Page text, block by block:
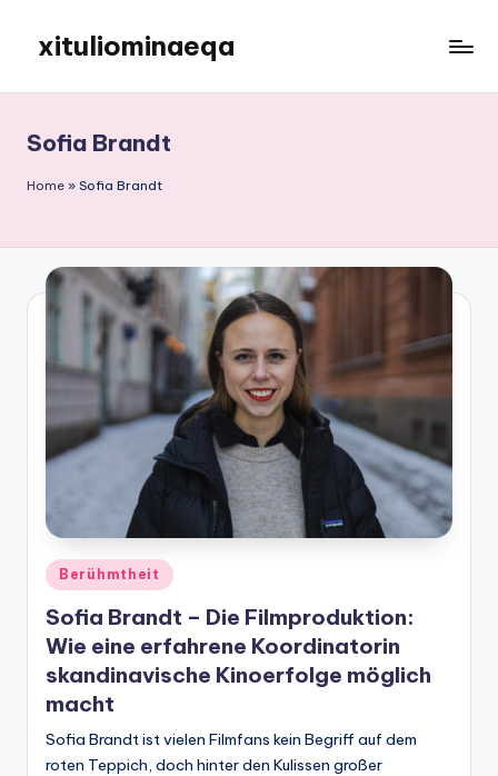
content
xituliominaeqa
Sofia Brandt
Home » Sofia Brandt
Posted
in
Berühmtheit
Sofia Brandt – Die Filmproduktion:
Wie eine erfahrene Koordinatorin
skandinavische Kinoerfolge möglich
macht
Sofia Brandt ist vielen Filmfans kein Begriff auf dem
roten Teppich, doch hinter den Kulissen großer